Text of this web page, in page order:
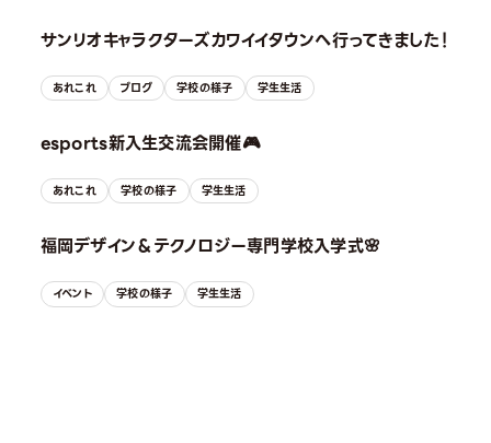
サンリオキャラクターズカワイイタウンへ行ってきました！
あれこれ ブログ 学校の様子 学生生活
esports新入生交流会開催🎮
あれこれ 学校の様子 学生生活
福岡デザイン＆テクノロジー専門学校入学式🌸
イベント 学校の様子 学生生活